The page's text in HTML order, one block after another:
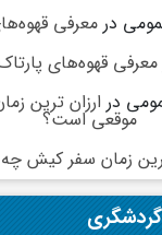
درمعرفی
معرفی قهوه‌های
در ارزان ترین
موقعی است؟
زمان سفر کیش
گردشگری